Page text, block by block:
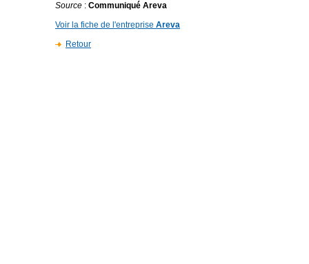
Source : Communiqué Areva
Voir la fiche de l'entreprise Areva
Retour